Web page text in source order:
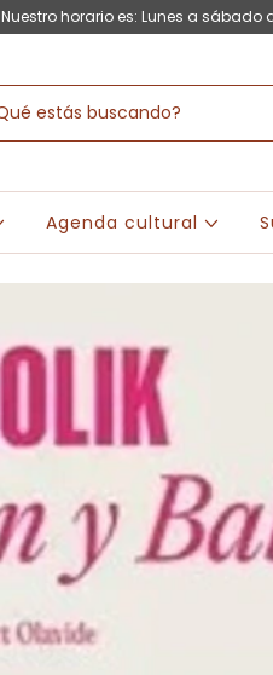
Nuestro horario es: Lunes a sábado
Agenda cultural